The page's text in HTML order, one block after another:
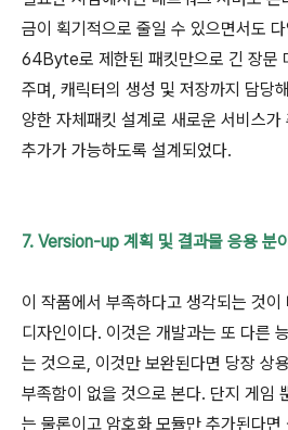
금이 획기적으로 줄일 수 있으면서도
64Byte로 제한된 패킷만으로 긴 장문
주며, 캐릭터의 생성 및 저장까지 담당
양한 자체패킷 설계로 새로운 서비스
추가가 가능하도록 설계되었다.
7. Version-up 계획 및 결과물 응용 분
이 작품에서 부족하다고 생각되는 것이
디자인이다. 이것은 개발과는 또 다른
는 것으로, 이것만 보완된다면 당장 상
부족함이 없을 것으로 본다. 단지 게임
는 물론이고 암호화 모듈만 추가된다면